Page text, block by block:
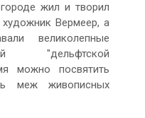
жил и творил
Вермеер, а
великолепные
"дельфтской
можно посвятить
меж живописных